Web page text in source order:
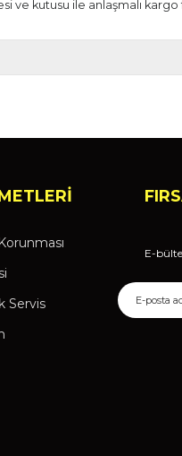
ve kutusu ile anlaşmalı
Servis
E-